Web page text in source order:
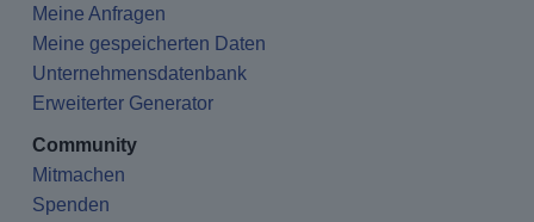
Meine Anfragen
Meine gespeicherten Daten
Unternehmensdatenbank
Erweiterter Generator
Community
Mitmachen
Spenden